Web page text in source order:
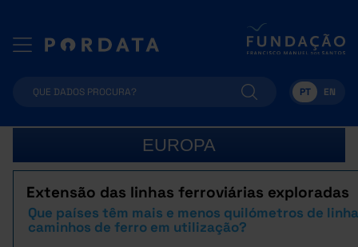
PT EN
EUROPA
Extensão das linhas ferroviárias exploradas
Que países têm mais e menos quilómetros de
caminhos de ferro em utilização?